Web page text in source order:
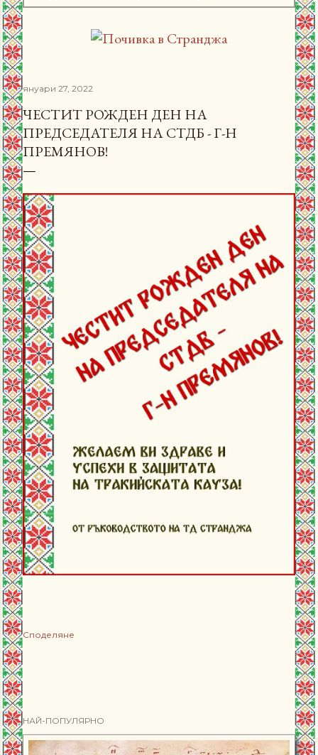
януари 27, 2022
ЧЕСТИТ РОЖДЕН ДЕН НА
ПРЕДСЕДАТЕЛЯ НА СТДБ - Г-Н
ПРЕМЯНОВ!
Споделяне
НАЙ-ПОПУЛЯРНО